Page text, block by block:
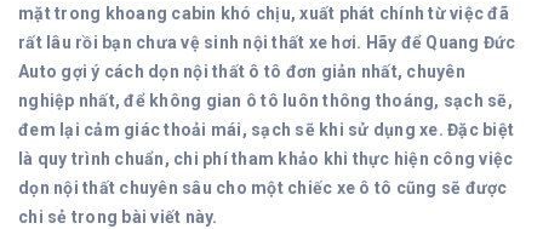
mặt trong khoang cabin khó chịu, xuất phát chính từ việc đã
rất lâu rồi bạn chưa vệ sinh nội thất xe hơi. Hãy để Quang Đức
Auto gợi ý cách dọn nội thất ô tô đơn giản nhất, chuyên
nghiệp nhất, để không gian ô tô luôn thông thoáng, sạch sẽ,
đem lại cảm giác thoải mái, sạch sẽ khi sử dụng xe. Đặc biệt
là quy trình chuẩn, chi phí tham khảo khi thực hiện công việc
dọn nội thất chuyên sâu cho một chiếc xe ô tô cũng sẽ được
chi sẻ trong bài viết này.